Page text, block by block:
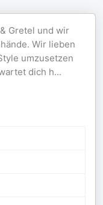
Gretel und wir
Wir lieben
umzusetzen
dich h...